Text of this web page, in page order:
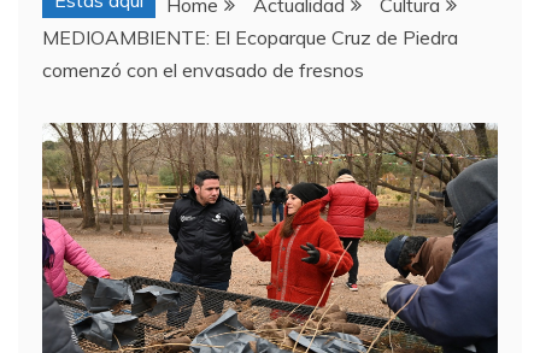
Home Actualidad
Cultura
MEDIOAMBIENTE: El Ecoparque Cruz de Piedra
comenzó con el envasado de fresnos